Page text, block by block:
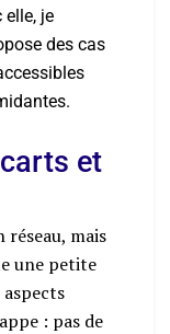
elle, je
des cas
et
réseau, mais
une petite
: pas de